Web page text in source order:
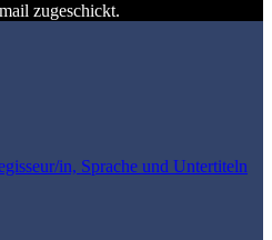
zugeschickt.
in, Sprache und Untertiteln